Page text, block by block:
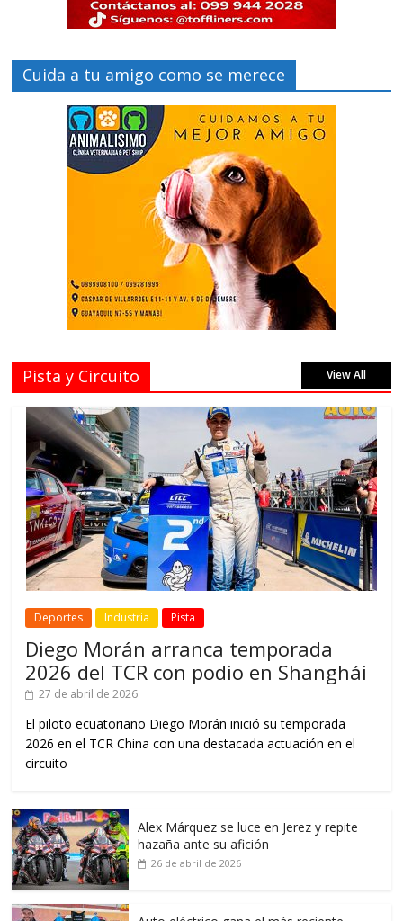
Cuida a tu amigo como se merece
Pista y Circuito View All
Deportes Industria Pista
Diego Morán arranca temporada
2026 del TCR con podio en Shanghái
27 de abril de 2026
El piloto ecuatoriano Diego Morán inició su temporada
2026 en el TCR China con una destacada actuación en el
circuito
Alex Márquez se luce en Jerez y repite
hazaña ante su afición
26 de abril de 2026